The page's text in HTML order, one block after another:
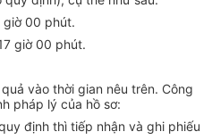
giờ 00 phút.
giờ 00 phút.
vào thời gian nêu trên. Công
pháp lý của hồ sơ:
định thì tiếp nhận và ghi phiếu